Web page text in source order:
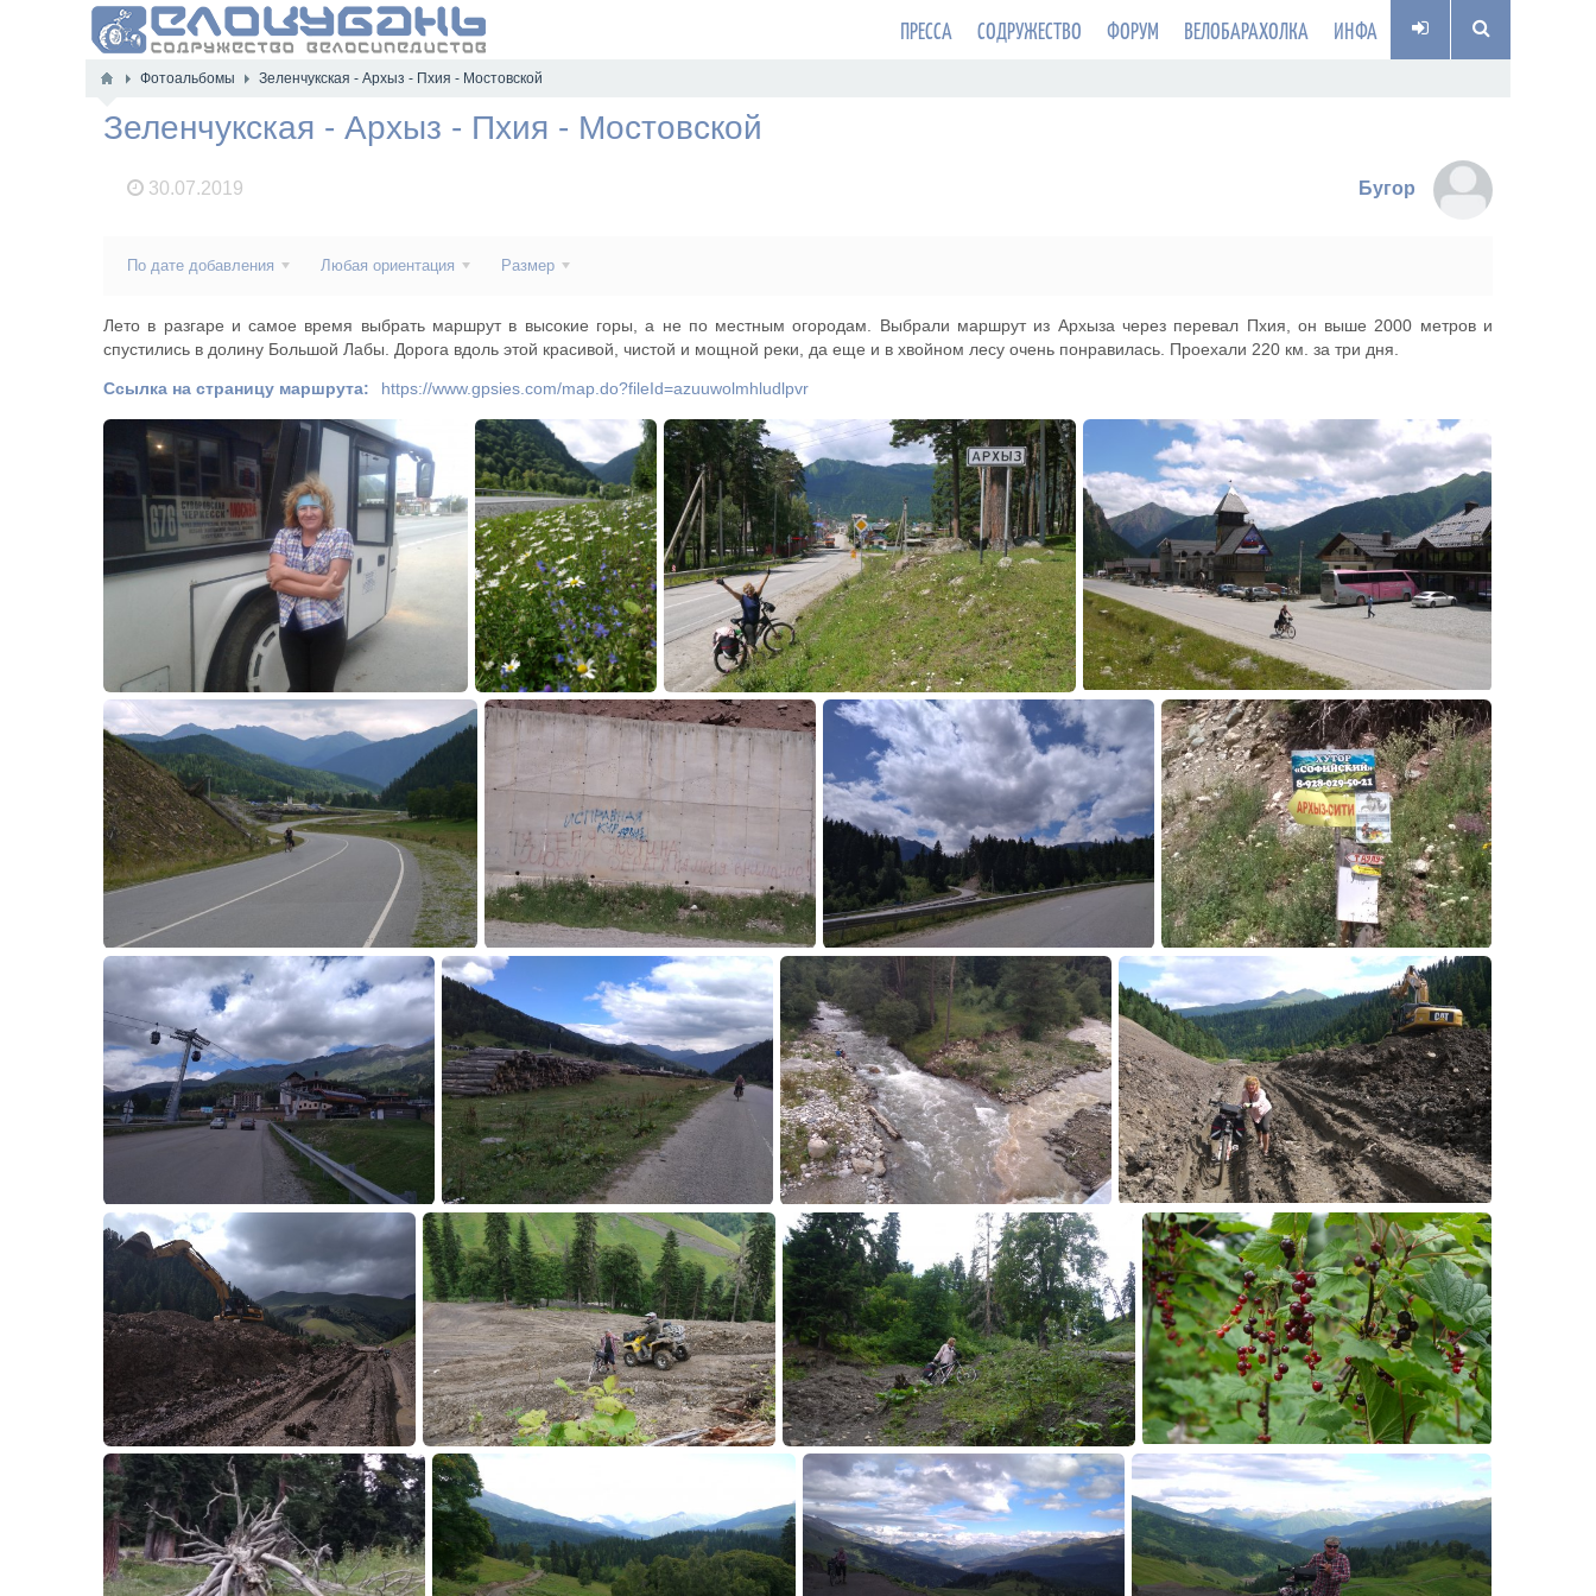
ПРЕССА СОДРУЖЕСТВО ФОРУМ ВЕЛОБАРАХОЛКА ИНФА
Фотоальбомы Зеленчукская - Архыз - Пхия - Мостовской
Зеленчукская - Архыз - Пхия - Мостовской
30.07.2019 Бугор
По дате добавления Любая ориентация Размер
Лето в разгаре и самое время выбрать маршрут в высокие горы, а не по местным огородам. Выбрали маршрут из Архыза через перевал Пхия, он выше 2000 метров и
спустились в долину Большой Лабы. Дорога вдоль этой красивой, чистой и мощной реки, да еще и в хвойном лесу очень понравилась. Проехали 220 км. за три дня.
Ссылка на страницу маршрута: https://www.gpsies.com/map.do?fileId=azuuwolmhludlpvr